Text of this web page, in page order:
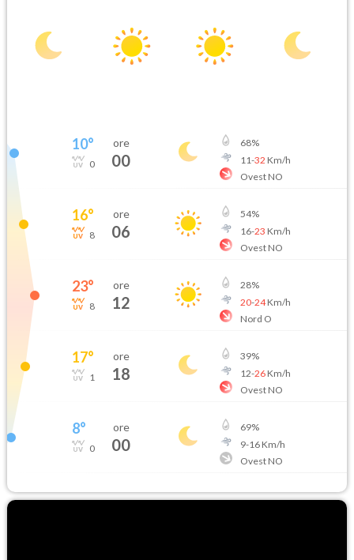
10°
0
ore
00
68%
11-32 Km/h
Ovest NO
16°
8
ore
06
54%
16-23 Km/h
Ovest NO
23°
8
ore
12
28%
20-24Km/h
Nord O
17°
1
ore
18
39%
12-26Km/h
Ovest NO
8°
0
ore
00
69%
9-16Km/h
Ovest NO